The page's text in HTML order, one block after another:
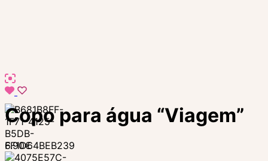
Copo para água “Viagem”
6.90€